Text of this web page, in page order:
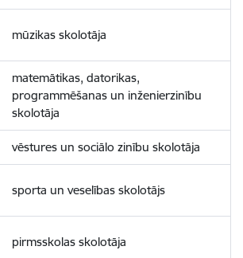
mūzikas skolotāja
matemātikas, datorikas,
programmēšanas un inženierzinību
skolotāja
vēstures un sociālo zinību skolotāja
sporta un veselības skolotājs
pirmsskolas skolotāja